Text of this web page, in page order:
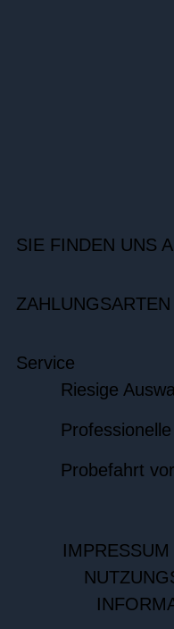
SIE FINDEN UNS
Service
Riesige
Probefahrt
IMPRESSUM